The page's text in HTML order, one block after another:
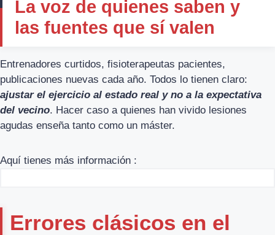
La voz de quienes saben y
las fuentes que sí valen
Entrenadores curtidos, fisioterapeutas pacientes,
publicaciones nuevas cada año. Todos lo tienen claro:
ajustar el ejercicio al estado real y no a la expectativa
del vecino. Hacer caso a quienes han vivido lesiones
agudas enseña tanto como un máster.
Aquí tienes más información :
Errores clásicos en el